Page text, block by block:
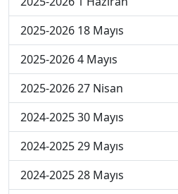
2025-2026 18 Mayıs
2025-2026 4 Mayıs
2025-2026 27 Nisan
2024-2025 30 Mayıs
2024-2025 29 Mayıs
2024-2025 28 Mayıs